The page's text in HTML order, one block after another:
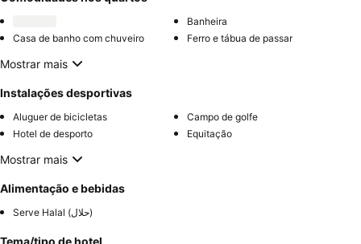
Banheira
Casa de banho com chuveiro
Ferro e tábua de passar
Mostrar mais
Instalações desportivas
Aluguer de bicicletas
Campo de golfe
Hotel de desporto
Equitação
Mostrar mais
Alimentação e bebidas
Serve Halal (حلال)